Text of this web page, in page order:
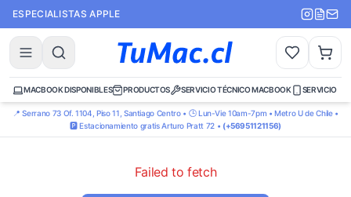
ESPECIALISTAS APPLE
MACBOOK DISPONIBLES PRODUCTOS SERVICIO TÉCNICO MACBOOK SERVICIO
📍 Serrano 73 Of. 1104, Piso 11, Santiago Centro • 🕒 Lun-Vie 10am-7pm • Metro U de Chile •
🅿️ Estacionamiento gratis Arturo Pratt 72 • (+56951121156)
Failed to fetch